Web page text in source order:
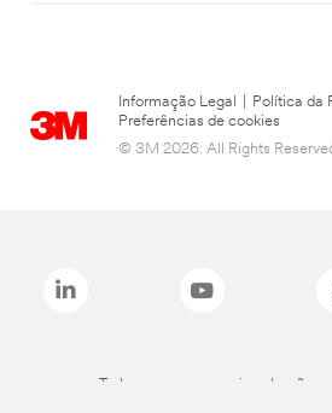
Informação Legal Política da
Preferências de cookies
© 3M 2026. All Rights
Todas as marcas mencionadas são